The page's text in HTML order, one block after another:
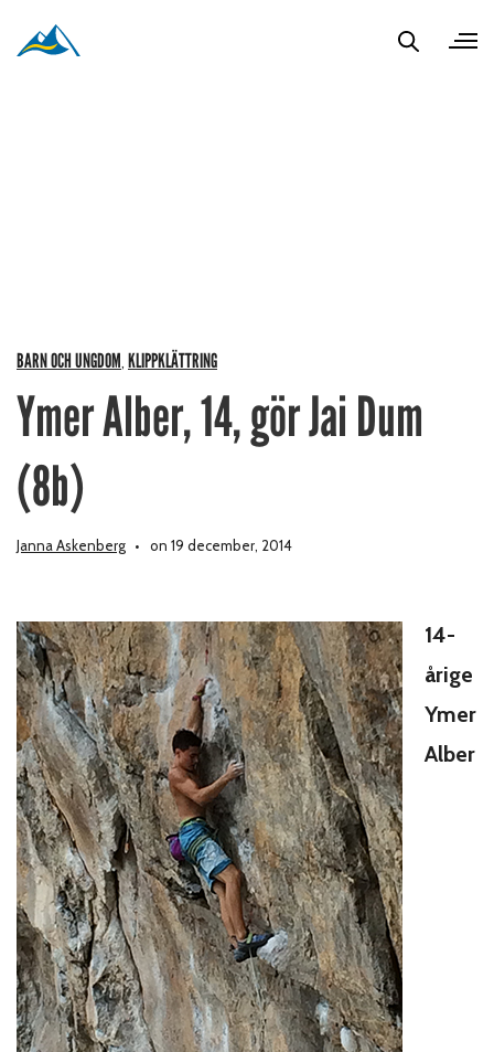
BARN OCH UNGDOM KLIPPKLÄTTRING
Ymer Alber, 14, gör Jai Dum
(8b)
Janna Askenberg on 19 december, 2014
14-
årige
Ymer
Alber